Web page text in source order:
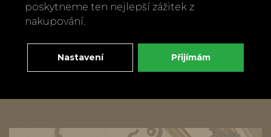
Barva bílá
Zpět Doporučit
poskytneme ten nejlepší zážitek z
nakupování.
Nastavení Přijímám